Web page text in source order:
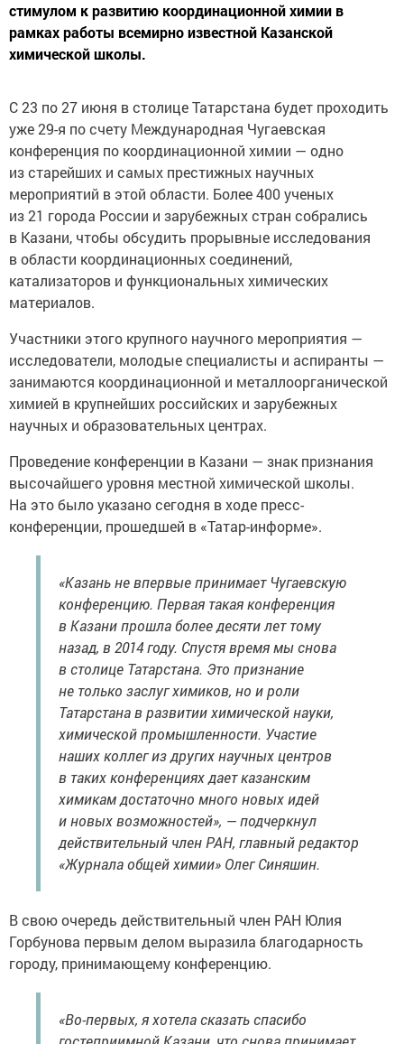
стимулом к развитию координационной химии в
рамках работы всемирно известной Казанской
химической школы.
С 23 по 27 июня в столице Татарстана будет проходить
уже 29-я по счету Международная Чугаевская
конференция по координационной химии — одно
из старейших и самых престижных научных
мероприятий в этой области. Более 400 ученых
из 21 города России и зарубежных стран собрались
в Казани, чтобы обсудить прорывные исследования
в области координационных соединений,
катализаторов и функциональных химических
материалов.
Участники этого крупного научного мероприятия —
исследователи, молодые специалисты и аспиранты —
занимаются координационной и металлоорганической
химией в крупнейших российских и зарубежных
научных и образовательных центрах.
Проведение конференции в Казани — знак признания
высочайшего уровня местной химической школы.
На это было указано сегодня в ходе пресс-
конференции, прошедшей в «Татар-информе».
«Казань не впервые принимает Чугаевскую
конференцию. Первая такая конференция
в Казани прошла более десяти лет тому
назад, в 2014 году. Спустя время мы снова
в столице Татарстана. Это признание
не только заслуг химиков, но и роли
Татарстана в развитии химической науки,
химической промышленности. Участие
наших коллег из других научных центров
в таких конференциях дает казанским
химикам достаточно много новых идей
и новых возможностей», — подчеркнул
действительный член РАН, главный редактор
«Журнала общей химии» Олег Синяшин.
В свою очередь действительный член РАН Юлия
Горбунова первым делом выразила благодарность
городу, принимающему конференцию.
«Во-первых, я хотела сказать спасибо